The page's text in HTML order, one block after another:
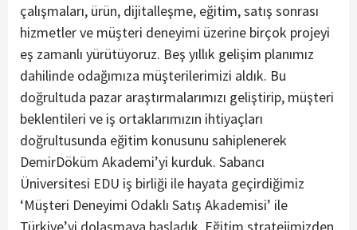
çalışmaları, ürün, dijitalleşme, eğitim, satış sonrası
hizmetler ve müşteri deneyimi üzerine birçok projeyi
eş zamanlı yürütüyoruz. Beş yıllık gelişim planımız
dahilinde odağımıza müşterilerimizi aldık. Bu
doğrultuda pazar araştırmalarımızı geliştirip, müşteri
beklentileri ve iş ortaklarımızın ihtiyaçları
doğrultusunda eğitim konusunu sahiplenerek
DemirDöküm Akademi’yi kurduk. Sabancı
Üniversitesi EDU iş birliği ile hayata geçirdiğimiz
‘Müşteri Deneyimi Odaklı Satış Akademisi’ ile